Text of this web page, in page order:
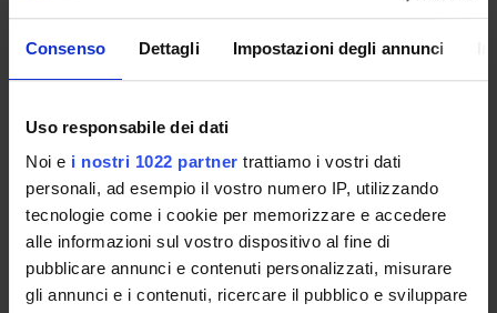
Consenso Dettagli Impostazioni degli annunci
Uso responsabile dei dati
Noi e i nostri 1022 partner trattiamo i vostri dati
personali, ad esempio il vostro numero IP, utilizzando
tecnologie come i cookie per memorizzare e accedere
alle informazioni sul vostro dispositivo al fine di
pubblicare annunci e contenuti personalizzati, misurare
gli annunci e i contenuti, ricercare il pubblico e sviluppare
Università di Brescia
Politecnico delle Marche
Salvatore Maria Aglioti
Universita' di Roma "La Sapienza" Dip. Psicologia
Professore associato
SEZIONI